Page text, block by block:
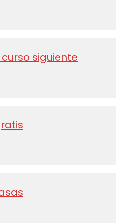
siguiente